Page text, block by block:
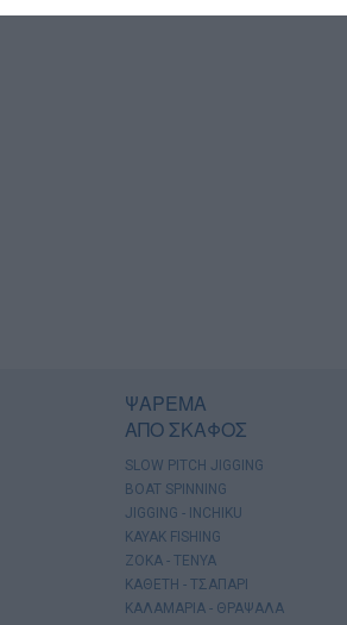
ΨΑΡΕΜΑ
ΑΠΟ ΣΚΑΦΟΣ
SLOW PITCH JIGGING
BOAT SPINNING
JIGGING - INCHIKU
KAYAK FISHING
ΖΟΚΑ - ΤΕΝΥΑ
ΚΑΘΕΤΗ - ΤΣΑΠΑΡΙ
ΚΑΛΑΜΑΡΙΑ - ΘΡΑΨΑΛΑ